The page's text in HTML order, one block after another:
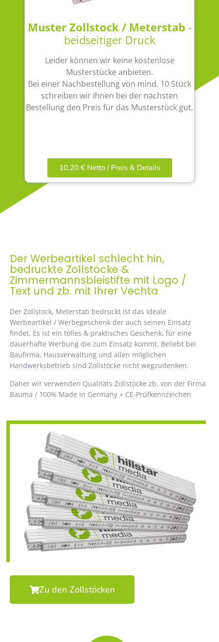
Muster Zollstock / Meterstab -
beidseitiger Druck
Leider können wir keine kostenlose
Musterstücke anbieten.
Bei einer Nachbestellung von mind. 10 Stück
schreiben wir Ihnen bei der nächsten
Bestellung den Preis für das Musterstück gut.
10,20 € Netto / Preis & Details
Der Werbeartikel schlecht hin,
bedruckte Zollstöcke &
Zimmermannsbleistifte mit Logo /
Text und zb. mit Ihrer Vechta
Der Zollstock, Meterstab bedruckt ist das Ideale
Werbeartikel / Werbegeschenk der auch seinen Einsatz
findet. Es ist ein tolles & praktisches Geschenk, für eine
dauerhafte Werbung die zum Einsatz kommt. Beliebt bei
Baufirma, Hausverwaltung und allen möglichen
Handwerksbetrieb sind Zollstöcke nicht wegzudenken.
Daher wir verwenden Qualitäts Zollstöcke zb. von der Firma
Bauma / 100% Made in Germany + CE-Prüfkennzeichen
Zu den Zollstöcken